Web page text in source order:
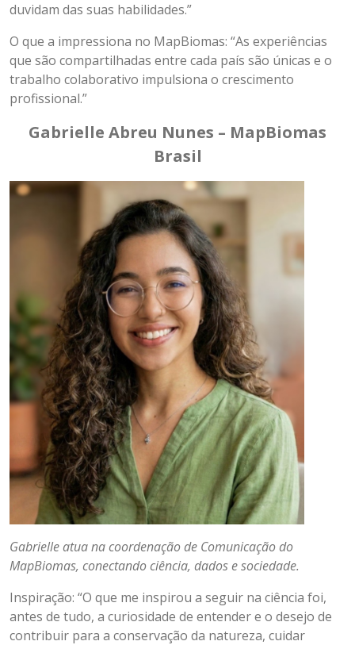
duvidam das suas habilidades.”
O que a impressiona no MapBiomas: “As experiências
que são compartilhadas entre cada país são únicas e o
trabalho colaborativo impulsiona o crescimento
profissional.”
Gabrielle Abreu Nunes – MapBiomas
Brasil
Gabrielle atua na coordenação de Comunicação do
MapBiomas, conectando ciência, dados e sociedade.
Inspiração: “O que me inspirou a seguir na ciência foi,
antes de tudo, a curiosidade de entender e o desejo de
contribuir para a conservação da natureza, cuidar